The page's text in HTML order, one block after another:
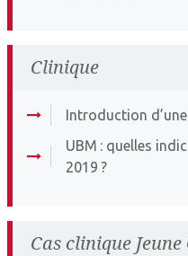
Clinique
Introduction
UBM : quelles
2019 ?
Cas clinique